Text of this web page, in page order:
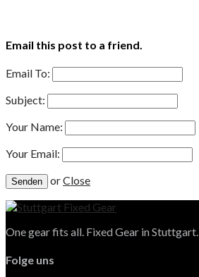
Email this post to a friend.
Email To:
Subject:
Your Name:
Your Email:
orClose
One gear fits all. Fixed Gear in Stuttgart.
Folge uns